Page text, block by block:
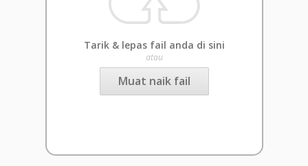
Tarik & lepas fail anda di sini
atau
Muat naik fail